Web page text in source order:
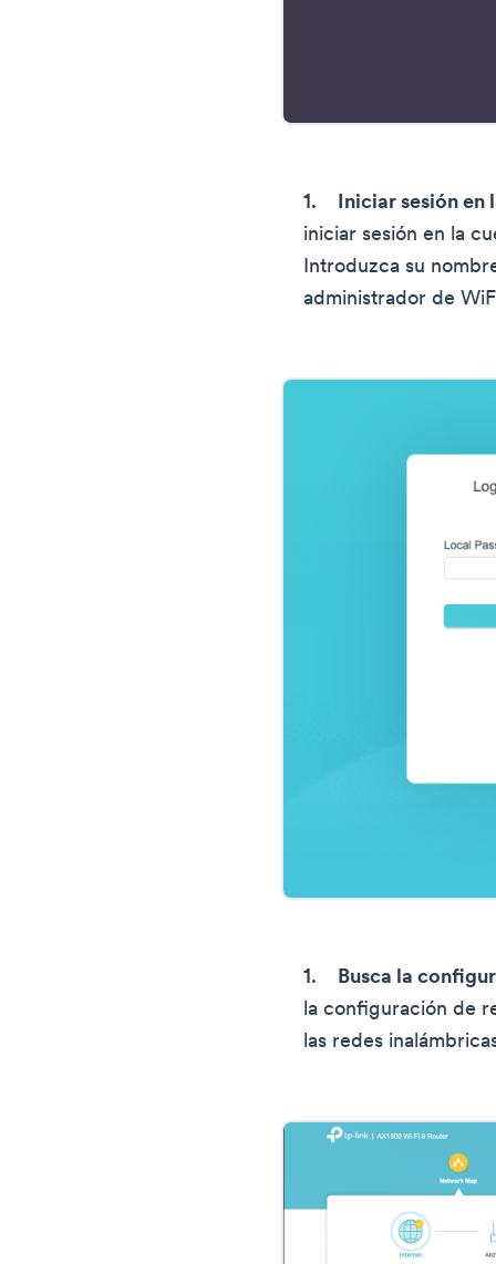
Iniciar sesión en
iniciar sesión en la
Introduzca su
administrador de
Busca la
la configuración de
las redes